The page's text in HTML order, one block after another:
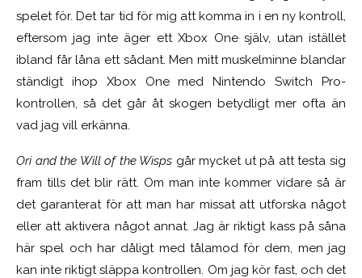
spelet för. Det tar tid för mig att komma in i en ny kontroll,
eftersom jag inte äger ett Xbox One själv, utan istället
ibland får låna ett sådant. Men mitt muskelminne blandar
ständigt ihop Xbox One med Nintendo Switch Pro-
kontrollen, så det går åt skogen betydligt mer ofta än
vad jag vill erkänna.
Ori and the Will of the Wisps går mycket ut på att testa sig
fram tills det blir rätt. Om man inte kommer vidare så är
det garanterat för att man har missat att utforska något
eller att aktivera något annat. Jag är riktigt kass på såna
här spel och har dåligt med tålamod för dem, men jag
kan inte riktigt släppa kontrollen. Om jag kör fast, och det